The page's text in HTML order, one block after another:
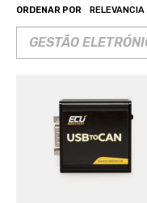
ORDENAR POR
GESTÃO